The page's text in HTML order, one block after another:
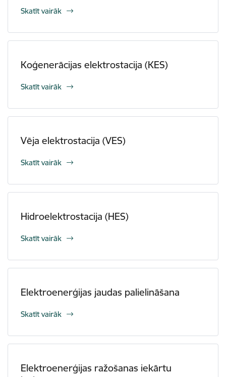
Skatīt vairāk
Koģenerācijas elektrostacija (KES)
Skatīt vairāk
Vēja elektrostacija (VES)
Skatīt vairāk
Hidroelektrostacija (HES)
Skatīt vairāk
Elektroenerģijas jaudas palielināšana
Skatīt vairāk
Elektroenerģijas ražošanas iekārtu